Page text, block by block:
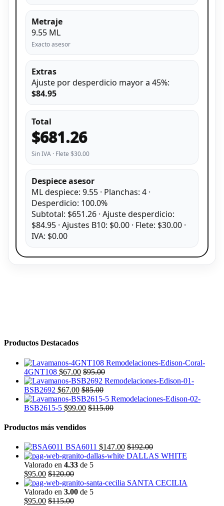
Metraje
9.55 ML
Exacto asesor
Extras
Ajuste por desperdicio mayor a 45%:
$84.95
Total
$681.26
Sin IVA · Flete $30.00
Despiece asesor
ML despiece: 9.55 · Planchas: 4 ·
Desperdicio: 100.0%
Subtotal: $651.26 · Ajuste desperdicio:
$84.95 · Ajustes B10: $0.00 · Flete: $30.00 ·
IVA: $0.00
Productos Destacados
4GNT108 $67.00 $95.00
BSB2692 $67.00 $85.00
BSB2615-5 $99.00 $115.00
Productos más vendidos
BSA6011 $147.00 $192.00
DALLAS WHITE
Valorado en 4.33 de 5
$95.00 $120.00
SANTA CECILIA
Valorado en 3.00 de 5
$95.00 $115.00